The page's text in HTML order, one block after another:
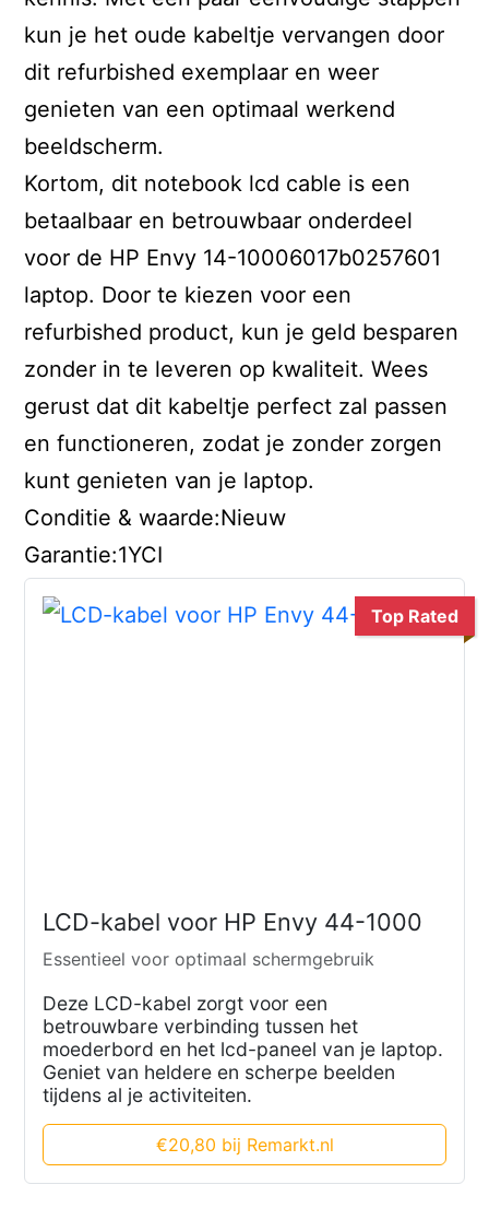
kun je het oude kabeltje vervangen door
dit refurbished exemplaar en weer
genieten van een optimaal werkend
beeldscherm.
Kortom, dit notebook lcd cable is een
betaalbaar en betrouwbaar onderdeel
voor de HP Envy 14-10006017b0257601
laptop. Door te kiezen voor een
refurbished product, kun je geld besparen
zonder in te leveren op kwaliteit. Wees
gerust dat dit kabeltje perfect zal passen
en functioneren, zodat je zonder zorgen
kunt genieten van je laptop.
Conditie & waarde:Nieuw
Garantie:1YCI
Top Rated
LCD-kabel voor HP Envy 44-1000
Essentieel voor optimaal schermgebruik
Deze LCD-kabel zorgt voor een
betrouwbare verbinding tussen het
moederbord en het lcd-paneel van je laptop.
Geniet van heldere en scherpe beelden
tijdens al je activiteiten.
€20,80 bij Remarkt.nl